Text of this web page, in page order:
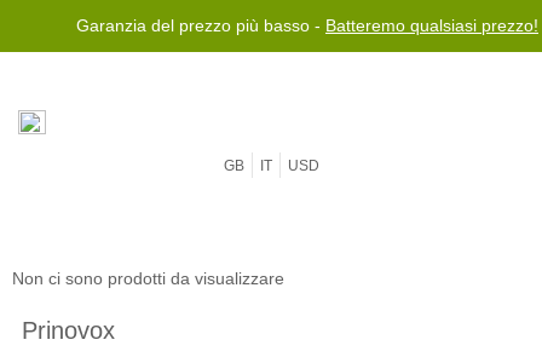
Garanzia del prezzo più basso - Batteremo qualsiasi prezzo!
GB IT USD
Prinovox
Non ci sono prodotti da visualizzare